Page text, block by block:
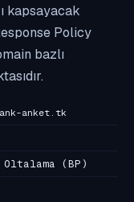
kapsayacak
Policy
bazlı
anket.tk
(BP)